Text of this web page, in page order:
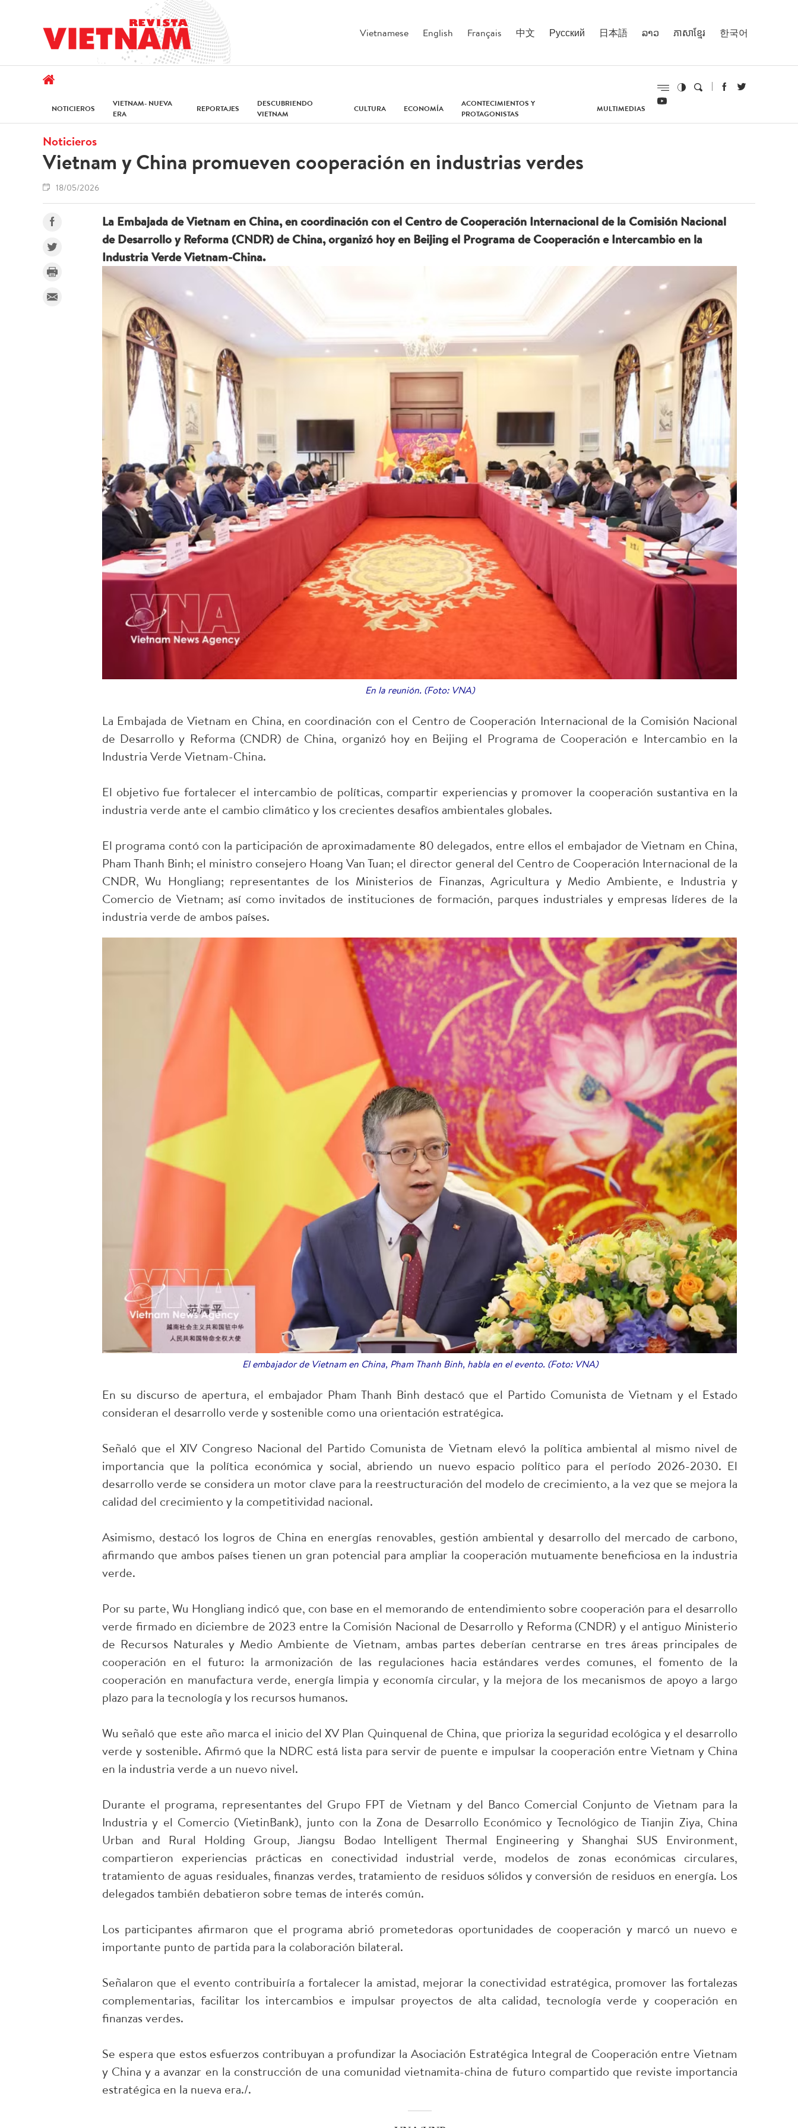
Vietnamese English Français 中文 Русский 日本語 ລາວ ភាសាខ្មែរ 한국어
NOTICIEROS
VIETNAM- NUEVA
ERA
REPORTAJES
DESCUBRIENDO
VIETNAM
CULTURA ECONOMÍA
ACONTECIMIENTOS Y
PROTAGONISTAS
MULTIMEDIAS
Noticieros
Vietnam y China promueven cooperación en industrias verdes
18/05/2026
La Embajada de Vietnam en China, en coordinación con el Centro de Cooperación Internacional de la Comisión Nacional
de Desarrollo y Reforma (CNDR) de China, organizó hoy en Beijing el Programa de Cooperación e Intercambio en la
Industria Verde Vietnam-China.
En la reunión. (Foto: VNA)
La Embajada de Vietnam en China, en coordinación con el Centro de Cooperación Internacional de la Comisión Nacional
de Desarrollo y Reforma (CNDR) de China, organizó hoy en Beijing el Programa de Cooperación e Intercambio en la
Industria Verde Vietnam-China.
El objetivo fue fortalecer el intercambio de políticas, compartir experiencias y promover la cooperación sustantiva en la
industria verde ante el cambio climático y los crecientes desafíos ambientales globales.
El programa contó con la participación de aproximadamente 80 delegados, entre ellos el embajador de Vietnam en China,
Pham Thanh Binh; el ministro consejero Hoang Van Tuan; el director general del Centro de Cooperación Internacional de la
CNDR, Wu Hongliang; representantes de los Ministerios de Finanzas, Agricultura y Medio Ambiente, e Industria y
Comercio de Vietnam; así como invitados de instituciones de formación, parques industriales y empresas líderes de la
industria verde de ambos países.
El embajador de Vietnam en China, Pham Thanh Binh, habla en el evento. (Foto: VNA)
En su discurso de apertura, el embajador Pham Thanh Binh destacó que el Partido Comunista de Vietnam y el Estado
consideran el desarrollo verde y sostenible como una orientación estratégica.
Señaló que el XIV Congreso Nacional del Partido Comunista de Vietnam elevó la política ambiental al mismo nivel de
importancia que la política económica y social, abriendo un nuevo espacio político para el período 2026-2030. El
desarrollo verde se considera un motor clave para la reestructuración del modelo de crecimiento, a la vez que se mejora la
calidad del crecimiento y la competitividad nacional.
Asimismo, destacó los logros de China en energías renovables, gestión ambiental y desarrollo del mercado de carbono,
afirmando que ambos países tienen un gran potencial para ampliar la cooperación mutuamente beneficiosa en la industria
verde.
Por su parte, Wu Hongliang indicó que, con base en el memorando de entendimiento sobre cooperación para el desarrollo
verde firmado en diciembre de 2023 entre la Comisión Nacional de Desarrollo y Reforma (CNDR) y el antiguo Ministerio
de Recursos Naturales y Medio Ambiente de Vietnam, ambas partes deberían centrarse en tres áreas principales de
cooperación en el futuro: la armonización de las regulaciones hacia estándares verdes comunes, el fomento de la
cooperación en manufactura verde, energía limpia y economía circular, y la mejora de los mecanismos de apoyo a largo
plazo para la tecnología y los recursos humanos.
Wu señaló que este año marca el inicio del XV Plan Quinquenal de China, que prioriza la seguridad ecológica y el desarrollo
verde y sostenible. Afirmó que la NDRC está lista para servir de puente e impulsar la cooperación entre Vietnam y China
en la industria verde a un nuevo nivel.
Durante el programa, representantes del Grupo FPT de Vietnam y del Banco Comercial Conjunto de Vietnam para la
Industria y el Comercio (VietinBank), junto con la Zona de Desarrollo Económico y Tecnológico de Tianjin Ziya, China
Urban and Rural Holding Group, Jiangsu Bodao Intelligent Thermal Engineering y Shanghai SUS Environment,
compartieron experiencias prácticas en conectividad industrial verde, modelos de zonas económicas circulares,
tratamiento de aguas residuales, finanzas verdes, tratamiento de residuos sólidos y conversión de residuos en energía. Los
delegados también debatieron sobre temas de interés común.
Los participantes afirmaron que el programa abrió prometedoras oportunidades de cooperación y marcó un nuevo e
importante punto de partida para la colaboración bilateral.
Señalaron que el evento contribuiría a fortalecer la amistad, mejorar la conectividad estratégica, promover las fortalezas
complementarias, facilitar los intercambios e impulsar proyectos de alta calidad, tecnología verde y cooperación en
finanzas verdes.
Se espera que estos esfuerzos contribuyan a profundizar la Asociación Estratégica Integral de Cooperación entre Vietnam
y China y a avanzar en la construcción de una comunidad vietnamita-china de futuro compartido que reviste importancia
estratégica en la nueva era./.